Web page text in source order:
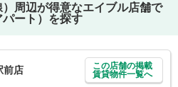
周辺が得意なエイブル店舗で
ート）を探す
前店
この店舗の掲載
賃貸物件一覧へ